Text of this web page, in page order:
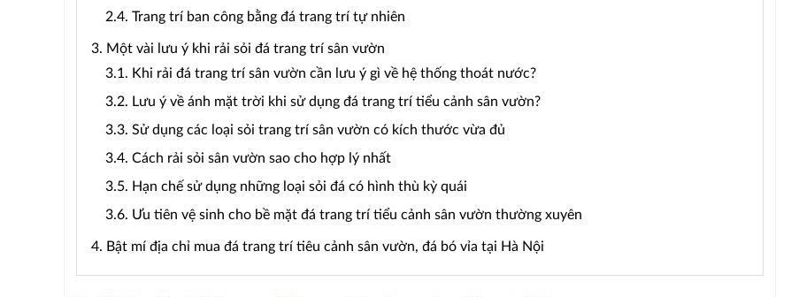
2.4. Trang trí ban công bằng đá trang trí tự nhiên
3. Một vài lưu ý khi rải sỏi đá trang trí sân vườn
3.1. Khi rải đá trang trí sân vườn cần lưu ý gì về hệ thống thoát nước?
3.2. Lưu ý về ánh mặt trời khi sử dụng đá trang trí tiểu cảnh sân vườn?
3.3. Sử dụng các loại sỏi trang trí sân vườn có kích thước vừa đủ
3.4. Cách rải sỏi sân vườn sao cho hợp lý nhất
3.5. Hạn chế sử dụng những loại sỏi đá có hình thù kỳ quái
3.6. Ưu tiên vệ sinh cho bề mặt đá trang trí tiểu cảnh sân vườn thường xuyên
4. Bật mí địa chỉ mua đá trang trí tiêu cảnh sân vườn, đá bó vỉa tại Hà Nội